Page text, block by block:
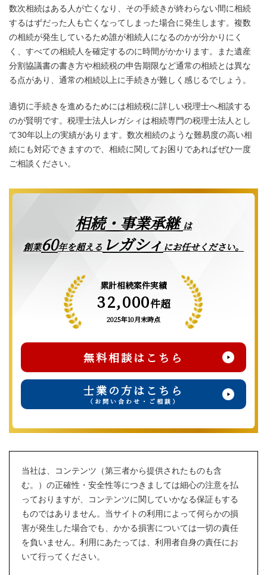
数次相続はある人が亡くなり、その手続きが終わらない間に相続
するはずだった人も亡くなってしまった場合に発生します。複数
の相続が発生しているため誰が相続人になるのかが分かりにく
く、すべての相続人を確定するのに時間がかかります。また遺産
分割協議書の書き方や相続税の申告期限など通常の相続とは異な
る点があり、通常の相続以上に手続きが難しく感じるでしょう。
適切に手続きを進めるためには相続税に詳しい税理士へ相談する
のが賢明です。税理士法人レガシィは相続専門の税理士法人とし
て30年以上の実績があります。数次相続のような難易度の高い相
続にも対応できますので、相続に関してお困りであればぜひ一度
ご相談ください。
相続・事業承継は
創業60年を超える レガシィ にお任せください。
累計相続案件実績
32,000件超
2025年10月末時点
無料相談はこちら
士業の方はこちら
（お問い合わせ・ご相談）
当社は、コンテンツ（第三者から提供されたものも含
む。）の正確性・安全性等につきましては細心の注意を払
っておりますが、コンテンツに関していかなる保証もする
ものではありません。当サイトの利用によって何らかの損
害が発生した場合でも、かかる損害については一切の責任
を負いません。利用にあたっては、利用者自身の責任にお
いて行ってください。